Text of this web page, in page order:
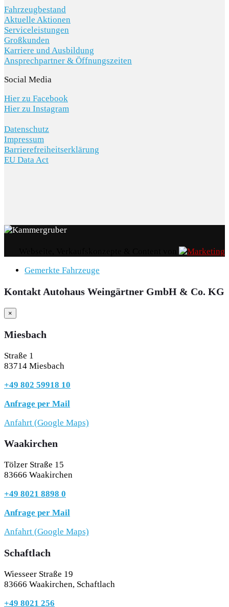
Fahrzeugbestand
Aktuelle Aktionen
Serviceleistungen
Großkunden
Karriere und Ausbildung
Ansprechpartner & Öffnungszeiten
Social Media
Hier zu Facebook
Hier zu Instagram
Datenschutz
Impressum
Barrierefreiheitserklärung
EU Data Act
Gemerkte Fahrzeuge
Kontakt Autohaus Weingärtner GmbH & Co. KG
×
Miesbach
Straße 1
83714 Miesbach
+49 802 59918 10
Anfrage per Mail
Anfahrt (Google Maps)
Waakirchen
Tölzer Straße 15
83666 Waakirchen
+49 8021 8898 0
Anfrage per Mail
Anfahrt (Google Maps)
Schaftlach
Wiesseer Straße 19
83666 Waakirchen, Schaftlach
+49 8021 256